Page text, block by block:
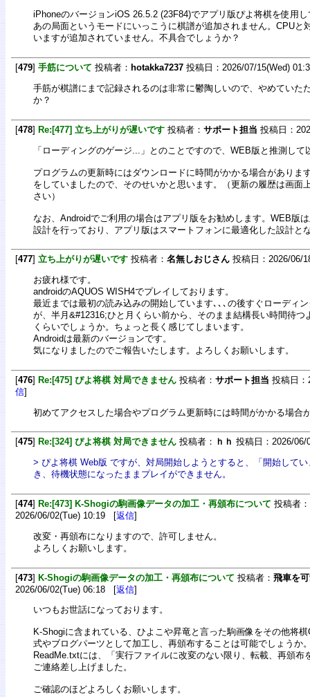
iPhoneのバージョンiOS 26.5.2 (23F84)でアプリ版ぴよ将棋を使用
あの局面というモードにいっこうに棋譜が追加されません。CPUと
いますが追加されていません。不具合でしょうか？
[479] 手筋について 投稿者： hotakka7237 投稿日：2026/07/15(Wed)
手筋が棋譜にまで記録されるのは非常に鬱陶しいので、やめていた
か？
[478] Re:[477] 立ち上がりが遅いです 投稿者： サポート担当 投稿日：
「ローディングのゲージ...」とのことですので、WEB版と推測して
プログラムの更新時にはダウンロードに時間がかかる場合がありま
をしていましたので、そのせいかと思います。（更新の履歴は画面
さい）
なお、Androidでご利用の場合はアプリ版をお勧めします。WEB版
設計を行っており、アプリ版はスマートフォンに最適化した設計と
[477] 立ち上がりが遅いです 投稿者： 名無しおじさん 投稿日：2026/06/
お疲れ様です。
androidのAQUOS WISH4でプレイしております。
最近までは最初の読み込みの開始しています､､､の後すぐローディ
が、半月&#12316;ひと月くらい前から、そのまま結構長い時間待つ
くらいでしょうか。ちょっと長く感じてしまいます。
Androidは最新のバージョンです。
気になりましたのでご報告いたします。よろしくお願いします。
[476] Re:[475] ぴよ将棋 対局できません 投稿者： サポート担当 投稿日
信]
初めてアクセスした場合やプログラム更新時には時間がかかる場合
[475] Re:[324] ぴよ将棋 対局できません 投稿者： ｈｈ 投稿日：2026/
> ぴよ将棋 Web版 ですが、対局開始しようとすると、「開始して
き、待機状態になったままプレイができません。
[474] Re:[473] K-Shogiの駒画像データの加工・再頒布について 投稿者：
2026/06/02(Tue) 10:19 [返信]
改変・再頒布になりますので、許可しません。
よろしくお願いします。
[473] K-Shogiの駒画像データの加工・再頒布について 投稿者： 飛車を
2026/06/02(Tue) 06:18 [返信]
いつもお世話になっております。
K-Shogiに含まれている、ひよこや昇竜と言った駒画像をその他将
式やブログパーツとして加工し、再頒布することは可能でしょうか
ReadMe.txtには、「実行ファイルに改変のない限り、転載、再頒布
ご連絡差し上げました。
ご確認のほどよろしくお願いします。